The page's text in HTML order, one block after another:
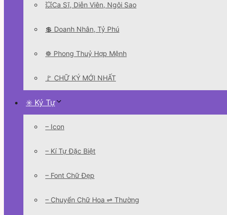
💥Ca Sĩ, Diễn Viên, Ngôi Sao
💲 Doanh Nhân, Tỷ Phú
☸️ Phong Thuỷ Hợp Mệnh
🚩 CHỮ KÝ MỚI NHẤT
✳️ Ký Tự
– Icon
– Kí Tự Đặc Biệt
– Font Chữ Đẹp
– Chuyển Chữ Hoa ⇌ Thường